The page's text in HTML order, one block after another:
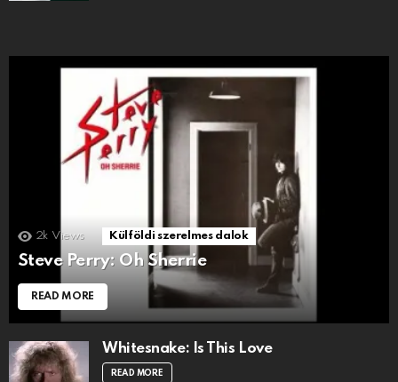
2k Views Külföldi szerelmes dalok
Steve Perry: Oh Sherrie
READ MORE
Whitesnake: Is This Love
READ MORE